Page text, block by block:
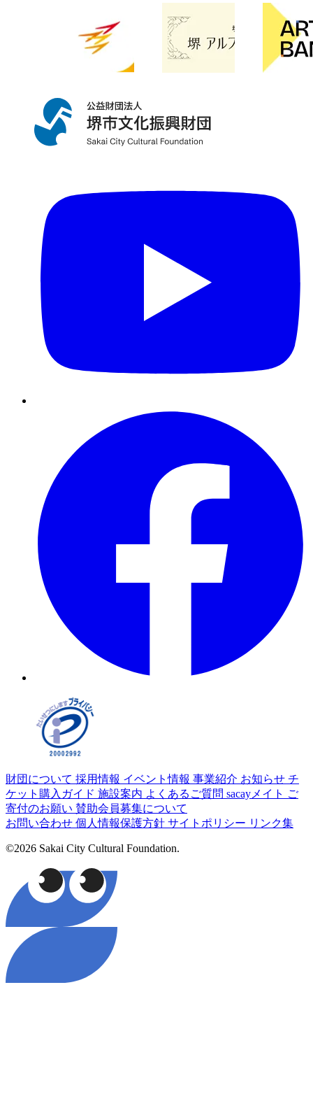
財団について 採用情報 イベント情報 事業紹介 お知らせ チ
ケット購入ガイド 施設案内 よくあるご質問 sacayメイト ご
寄付のお願い 賛助会員募集について
お問い合わせ 個人情報保護方針 サイトポリシー リンク集
©2026 Sakai City Cultural Foundation.